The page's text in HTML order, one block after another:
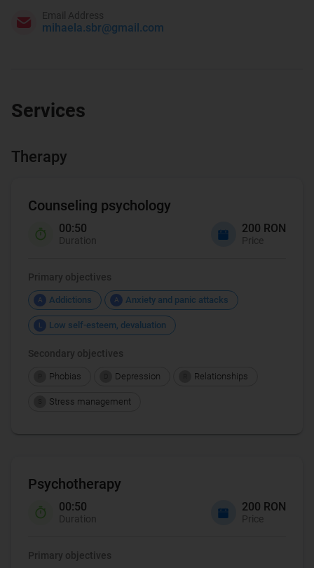
mihaela.sbr@gmail.com
Email Address
Services
Therapy
Counseling psychology
00:50
Duration
200 RON
Price
Primary objectives
A Addictions A Anxiety and panic attacks
L Low self-esteem, devaluation
Secondary objectives
Phobias Depression Relationships
Stress management
Psychotherapy
00:50
Duration
200 RON
Price
Primary objectives